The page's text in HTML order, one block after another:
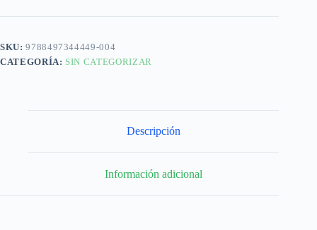
SKU:9788497344449-004
CATEGORÍA: SIN CATEGORIZAR
Descripción
Información adicional